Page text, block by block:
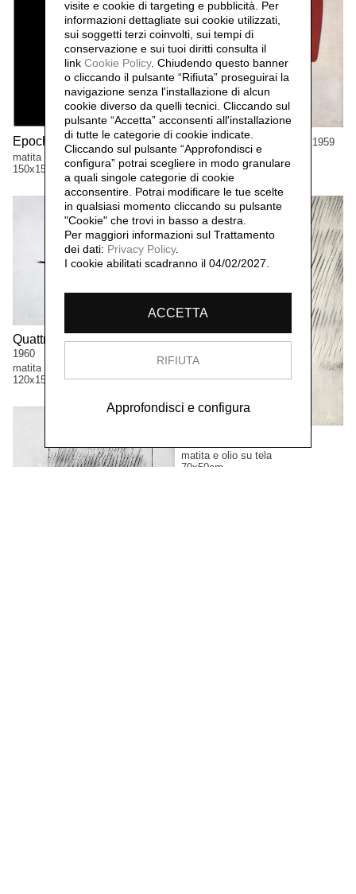
Epochè,
1959
matita e olio su tela
150x150cm
Tre figure nello spazio,
1959
matita e olio su tela
150x150cm
Quattro figure nello spazio,
1960
matita olio su tela
120x150cm
matita e olio su tela
70x50cm
visite e cookie di targeting e pubblicità. Per
informazioni dettagliate sui cookie utilizzati,
sui soggetti terzi coinvolti, sui tempi di
conservazione e sui tuoi diritti consulta il
link Cookie Policy. Chiudendo questo banner
o cliccando il pulsante “Rifiuta” proseguirai la
navigazione senza l'installazione di alcun
cookie diverso da quelli tecnici. Cliccando sul
pulsante “Accetta” acconsenti all'installazione
di tutte le categorie di cookie indicate.
Cliccando sul pulsante “Approfondisci e
configura” potrai scegliere in modo granulare
a quali singole categorie di cookie
acconsentire. Potrai modificare le tue scelte
in qualsiasi momento cliccando su pulsante
"Cookie" che trovi in basso a destra.
Per maggiori informazioni sul Trattamento
dei dati: Privacy Policy.
I cookie abilitati scadranno il 04/02/2027.
ACCETTA
RIFIUTA
Approfondisci e configura